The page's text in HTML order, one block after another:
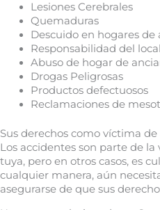
Lesiones Cerebrales
Quemaduras
Descuido en hogares de
Responsabilidad del local
Abuso de hogar de
Drogas Peligrosas
Productos defectuosos
Reclamaciones de
Sus derechos como víctima
Los accidentes son parte de
tuya, pero en otros casos, es
cualquier manera, aún
asegurarse de que sus